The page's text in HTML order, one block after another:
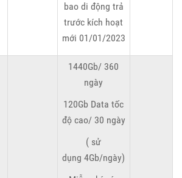
bao di động trả
trước kích hoạt
mới 01/01/2023
1440Gb/ 360
ngày
120Gb Data tốc
độ cao/ 30 ngày
( sử
dụng 4Gb/ngày)